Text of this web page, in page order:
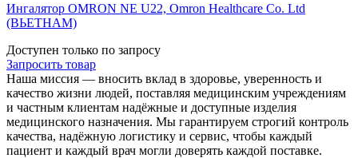
Ингалятор OMRON NE U22, Omron Healthcare Co. Ltd
(ВЬЕТНАМ)
Доступен только по запросу
Запросить товар
Наша миссия — вносить вклад в здоровье, уверенность и
качество жизни людей, поставляя медицинским учреждениям
и частным клиентам надёжные и доступные изделия
медицинского назначения. Мы гарантируем строгий контроль
качества, надёжную логистику и сервис, чтобы каждый
пациент и каждый врач могли доверять каждой поставке.